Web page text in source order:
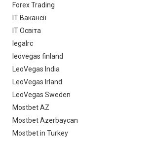
Forex Trading
IT Вакансії
IT Освіта
legalrc
leovegas finland
LeoVegas India
LeoVegas Irland
LeoVegas Sweden
Mostbet AZ
Mostbet Azerbaycan
Mostbet in Turkey